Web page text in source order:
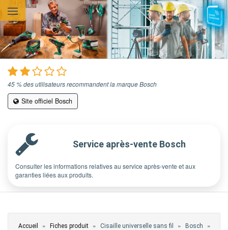
Aller au contenu principal
45 % des utilisateurs recommandent la marque Bosch
Site officiel Bosch
Service après-vente Bosch
Consulter les informations relatives au service après-vente et aux
garanties liées aux produits.
Vous êtes ici
Accueil » Fiches produit » Cisaille universelle sans fil » Bosch »